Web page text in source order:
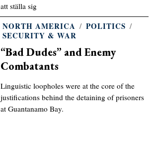
att ställa sig
NORTH AMERICA / POLITICS /
SECURITY & WAR
“Bad Dudes” and Enemy
Combatants
Linguistic loopholes were at the core of the
justifications behind the detaining of prisoners
at Guantanamo Bay.